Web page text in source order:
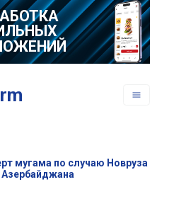
мугама по случаю Новруза
Азербайджана